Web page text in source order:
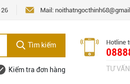
Mail:
Tìm kiếm
Kiểm tra đơn hàng
Hotline
TƯ